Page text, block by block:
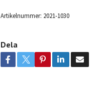
Artikelnummer: 2021-1030
Dela